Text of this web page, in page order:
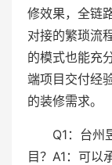
修效果，全链
对接的繁琐流
的模式也能充
端项目交付经
的装修需求。
Q1：台州
目？A1：可以